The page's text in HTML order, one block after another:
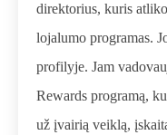
direktorius, kuris
lojalumo programas.
profilyje. Jam
Rewards programą,
už įvairią veiklą,